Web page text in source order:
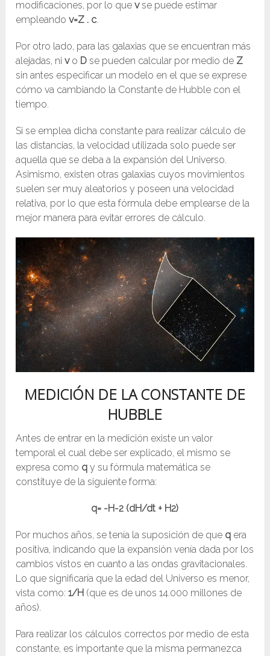
modificaciones, por lo quevse puede estimar
empleandov=Z . c.
Por otro lado, para las galaxias que se encuentran más
alejadas, ni vo D se pueden calcular por medio de Z
sin antes especificar un modelo en el que se exprese
cómo va cambiando la Constante de Hubble con el
tiempo.
Si se emplea dicha constante para realizar cálculo de
las distancias, la velocidad utilizada solo puede ser
aquella que se deba a la expansión del Universo.
Asimismo, existen otras galaxias cuyos movimientos
suelen ser muy aleatorios y poseen una velocidad
relativa, por lo que esta fórmula debe emplearse de la
mejor manera para evitar errores de cálculo.
MEDICIÓN DE LA CONSTANTE DE
HUBBLE
Antes de entrar en la medición existe un valor
temporal el cual debe ser explicado, el mismo se
expresa como q y su fórmula matemática se
constituye de la siguiente forma:
q= -H-2 (dH/dt + H2)
Por muchos años, se tenía la suposición de que q era
positiva, indicando que la expansión venía dada por los
cambios vistos en cuanto a las ondas gravitacionales.
Lo que significaría que la edad del Universo es menor,
vista como:1/H (que es de unos 14.000 millones de
años).
Para realizar los cálculos correctos por medio de esta
constante, es importante que la misma permanezca